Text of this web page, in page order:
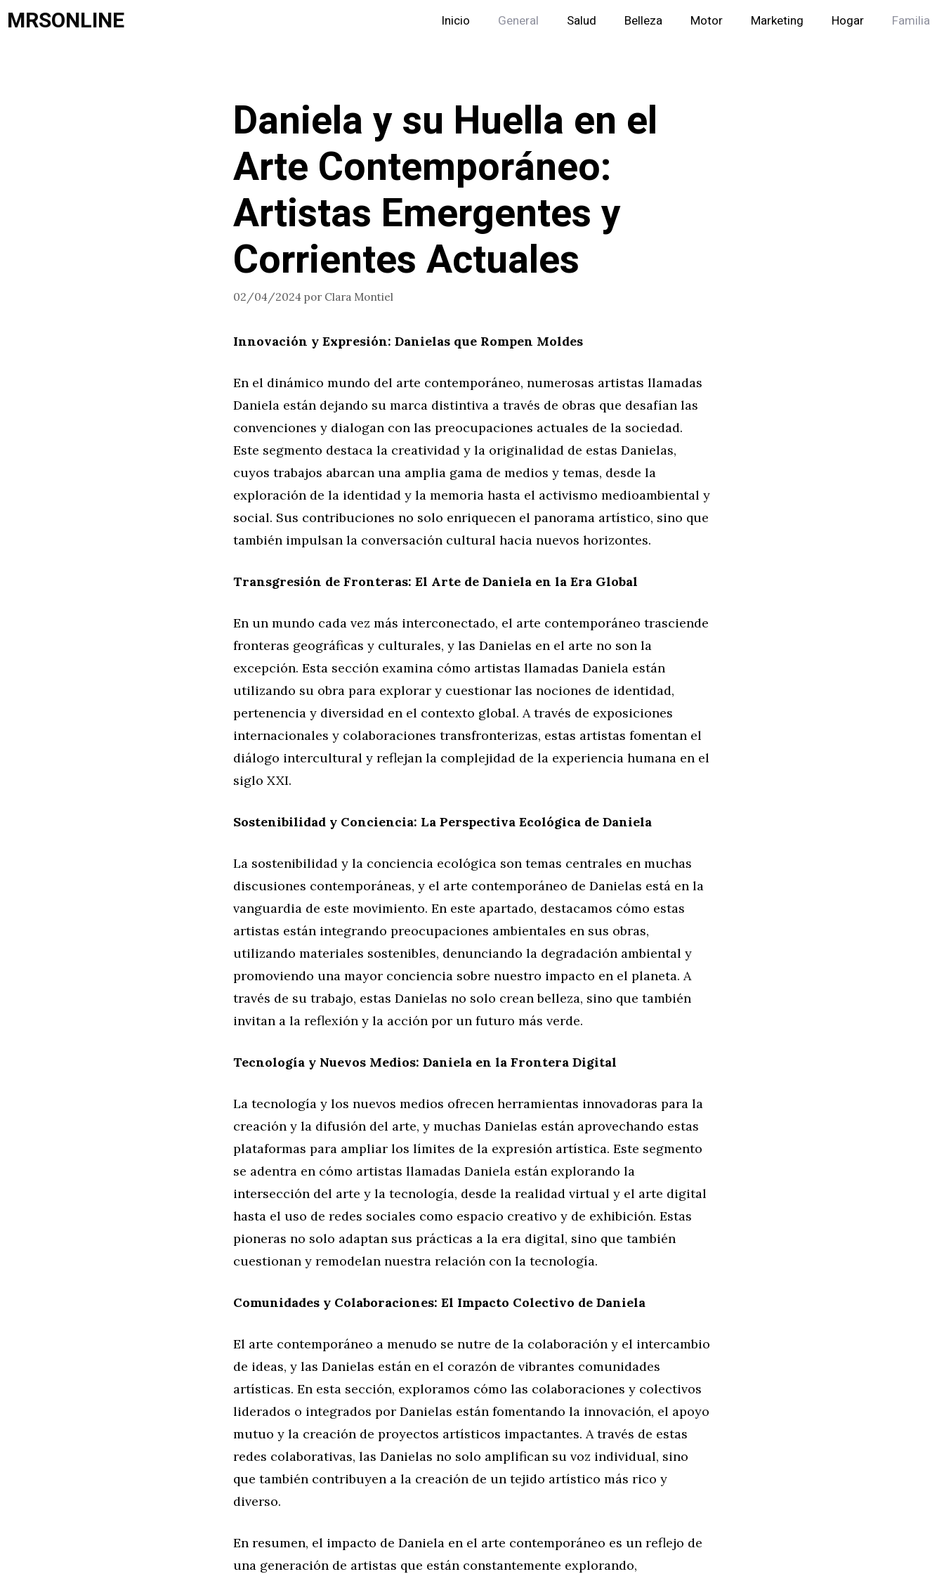
Saltar
alMRSONLINE Inicio General Salud Belleza Motor Marketing Hogar Familia
Daniela y su Huella en el
Arte Contemporáneo:
Artistas Emergentes y
Corrientes Actuales
02/04/2024 por Clara Montiel
Innovación y Expresión: Danielas que Rompen Moldes
En el dinámico mundo del arte contemporáneo, numerosas artistas llamadas
Daniela están dejando su marca distintiva a través de obras que desafían las
convenciones y dialogan con las preocupaciones actuales de la sociedad.
Este segmento destaca la creatividad y la originalidad de estas Danielas,
cuyos trabajos abarcan una amplia gama de medios y temas, desde la
exploración de la identidad y la memoria hasta el activismo medioambiental y
social. Sus contribuciones no solo enriquecen el panorama artístico, sino que
también impulsan la conversación cultural hacia nuevos horizontes.
Transgresión de Fronteras: El Arte de Daniela en la Era Global
En un mundo cada vez más interconectado, el arte contemporáneo trasciende
fronteras geográficas y culturales, y las Danielas en el arte no son la
excepción. Esta sección examina cómo artistas llamadas Daniela están
utilizando su obra para explorar y cuestionar las nociones de identidad,
pertenencia y diversidad en el contexto global. A través de exposiciones
internacionales y colaboraciones transfronterizas, estas artistas fomentan el
diálogo intercultural y reflejan la complejidad de la experiencia humana en el
siglo XXI.
Sostenibilidad y Conciencia: La Perspectiva Ecológica de Daniela
La sostenibilidad y la conciencia ecológica son temas centrales en muchas
discusiones contemporáneas, y el arte contemporáneo de Danielas está en la
vanguardia de este movimiento. En este apartado, destacamos cómo estas
artistas están integrando preocupaciones ambientales en sus obras,
utilizando materiales sostenibles, denunciando la degradación ambiental y
promoviendo una mayor conciencia sobre nuestro impacto en el planeta. A
través de su trabajo, estas Danielas no solo crean belleza, sino que también
invitan a la reflexión y la acción por un futuro más verde.
Tecnología y Nuevos Medios: Daniela en la Frontera Digital
La tecnología y los nuevos medios ofrecen herramientas innovadoras para la
creación y la difusión del arte, y muchas Danielas están aprovechando estas
plataformas para ampliar los límites de la expresión artística. Este segmento
se adentra en cómo artistas llamadas Daniela están explorando la
intersección del arte y la tecnología, desde la realidad virtual y el arte digital
hasta el uso de redes sociales como espacio creativo y de exhibición. Estas
pioneras no solo adaptan sus prácticas a la era digital, sino que también
cuestionan y remodelan nuestra relación con la tecnología.
Comunidades y Colaboraciones: El Impacto Colectivo de Daniela
El arte contemporáneo a menudo se nutre de la colaboración y el intercambio
de ideas, y las Danielas están en el corazón de vibrantes comunidades
artísticas. En esta sección, exploramos cómo las colaboraciones y colectivos
liderados o integrados por Danielas están fomentando la innovación, el apoyo
mutuo y la creación de proyectos artísticos impactantes. A través de estas
redes colaborativas, las Danielas no solo amplifican su voz individual, sino
que también contribuyen a la creación de un tejido artístico más rico y
diverso.
En resumen, el impacto de Daniela en el arte contemporáneo es un reflejo de
una generación de artistas que están constantemente explorando,